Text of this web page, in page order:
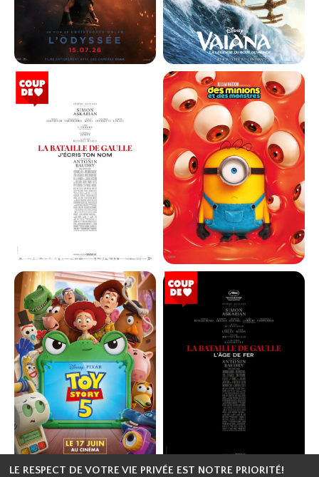
LE RESPECT DE VOTRE VIE PRIVÉE EST NOTRE PRIORITÉ!
VF
Horaires et Infos
Bande-annonce
Réservation
Action, Fantasti...
VAIANA, LA LÉGENDE DU BOUT
DU MONDE
Horaires et Infos
Bande-annonce
Réservation
Aventure, Famili...
LA BATAILLE DE GAULLE - PARTIE
2 : J'ÉCRIS TON NOM
Horaires et Infos
Bande-annonce
Réservation
Histoire, Drame,...
VF
Horaires et Infos
Bande-annonce
Réservation
Animation, Comé...